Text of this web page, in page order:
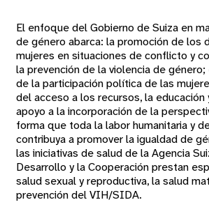
El enfoque del Gobierno de Suiza en
de género abarca: la promoción de los
mujeres en situaciones de conflicto y
la prevención de la violencia de
de la participación política de las
del acceso a los recursos, la
apoyo a la incorporación de la
forma que toda la labor humanitaria y
contribuya a promover la igualdad de
las iniciativas de salud de la Agencia
Desarrollo y la Cooperación prestan
salud sexual y reproductiva, la salud
prevención del VIH/SIDA.